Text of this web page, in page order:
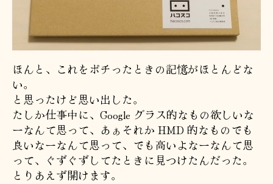
ほんと、これをポチったときの記憶がほとんどな
い。
と思ったけど思い出した。
たしか仕事中に、Google グラス的なもの欲しいな
ーなんて思って、あぁそれか HMD 的なものでも
良いなーなんて思って、でも高いよなーなんて思
って、ぐずぐずしてたときに見つけたんだった。
とりあえず開けます。